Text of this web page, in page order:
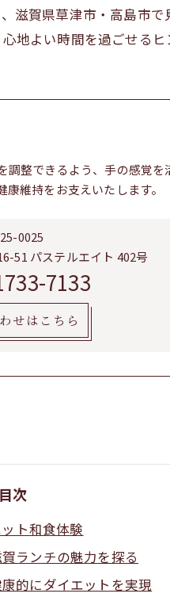
滋賀県草津市・高島市
地よい時間を過ごせるヒ
整できるよう、手の感覚
維持をお支えいたします。
0025
51 パステルエイト 402号
7133
せはこちら
目次
ト和食体験
ランチの魅力を探る
的にダイエットを実現